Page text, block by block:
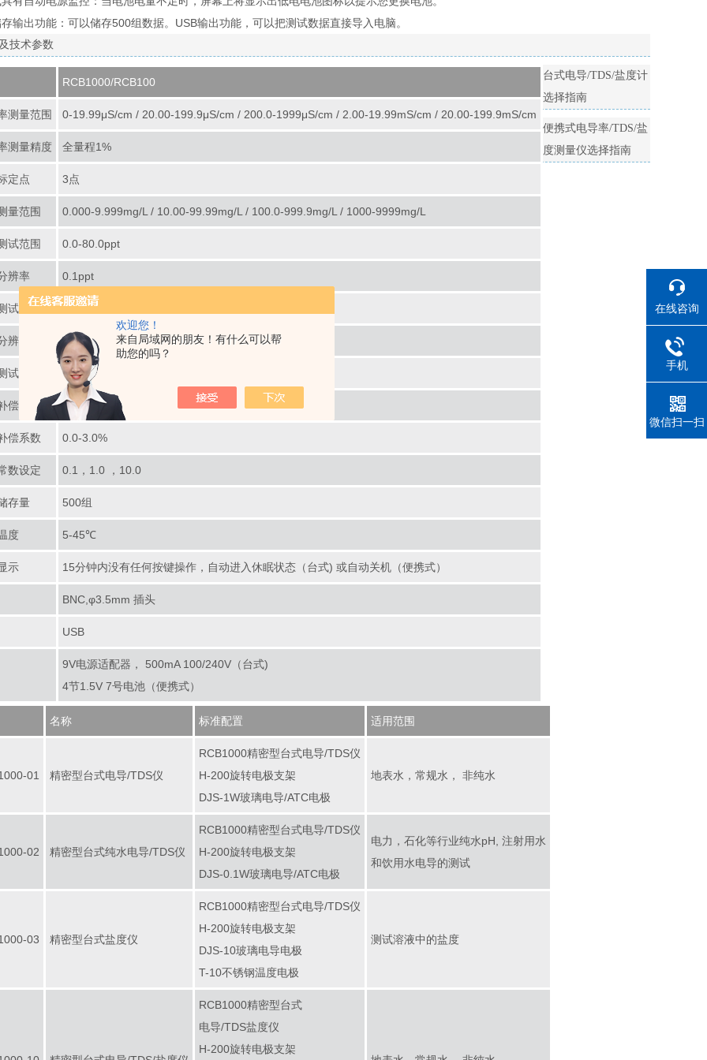
欢迎您！
来自局域网的朋友！有什么可以帮
助您的吗？
输出功能：可以储存500组数据。USB输出功能，可以把测试数据直接导入电脑。
技术参数
RCB1000/RCB100
测量范围 0-19.99μS/cm / 20.00-199.9μS/cm / 200.0-1999μS/cm / 2.00-19.99mS/cm / 20.00-199.9mS/cm
测量精度 全量程1%
定点 3点
量范围 0.000-9.999mg/L / 10.00-99.99mg/L / 100.0-999.9mg/L / 1000-9999mg/L
试范围 0.0-80.0ppt
辨率 0.1ppt
试范围 0.0-99.9℃
辨率 0.1℃
试精度 ±0.5℃
偿范围 0.0℃-60.0℃ 手动/自动
偿系数 0.0-3.0%
数设定 0.1，1.0 ，10.0
存量 500组
度 5-45℃
示 15分钟内没有任何按键操作，自动进入休眠状态（台式) 或自动关机（便携式）
BNC,φ3.5mm 插头
USB
9V电源适配器， 500mA 100/240V（台式)
4节1.5V 7号电池（便携式）
台式电导/TDS/盐度计
选择指南
名称 标准配置 适用范围
01 精密型台式电导/TDS仪
RCB1000精密型台式电导/TDS仪
H-200旋转电极支架
DJS-1W玻璃电导/ATC电极
地表水，常规水， 非纯水
02 精密型台式纯水电导/TDS仪
RCB1000精密型台式电导/TDS仪
H-200旋转电极支架
DJS-0.1W玻璃电导/ATC电极
电力，石化等行业纯水pH, 注射用水
和饮用水电导的测试
03 精密型台式盐度仪
RCB1000精密型台式电导/TDS仪
H-200旋转电极支架
DJS-10玻璃电导电极
T-10不锈钢温度电极
测试溶液中的盐度
RCB1000精密型台式
电导/TDS盐度仪
H-200旋转电极支架
便携式电导率/TDS/盐
度测量仪选择指南
在线咨询
手机
微信扫一扫